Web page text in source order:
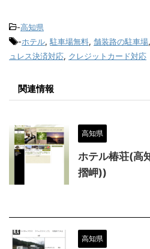
-高知県
-ホテル, 駐車場無料, 舗装路の駐車場,
ュレス決済対応, クレジットカード対応
関連情報
高知県
ホテル椿荘(高
摺岬))
高知県